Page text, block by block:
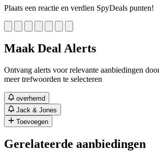
Plaats een reactie en verdien SpyDeals punten!
Maak Deal Alerts
Ontvang alerts voor relevante aanbiedingen
meer trefwoorden te selecteren
overhemd
Jack & Jones
Toevoegen
Gerelateerde aanbiedingen